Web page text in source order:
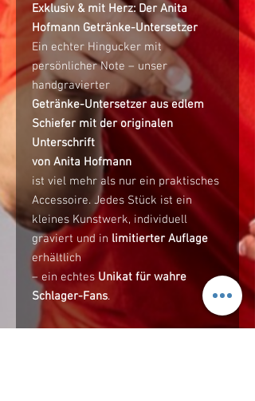
Exklusiv & mit Herz: Der Anita
Hofmann Getränke-Untersetzer
Ein echter Hingucker mit
persönlicher Note – unser
handgravierter
Getränke-Untersetzer aus edlem
Schiefer mit der originalen
Unterschrift
von Anita Hofmann
ist viel mehr als nur ein praktisches
Accessoire. Jedes Stück ist ein
kleines Kunstwerk, individuell
graviert und in limitierter Auflage
erhältlich
– ein echtes Unikat für wahre
Schlager-Fans.